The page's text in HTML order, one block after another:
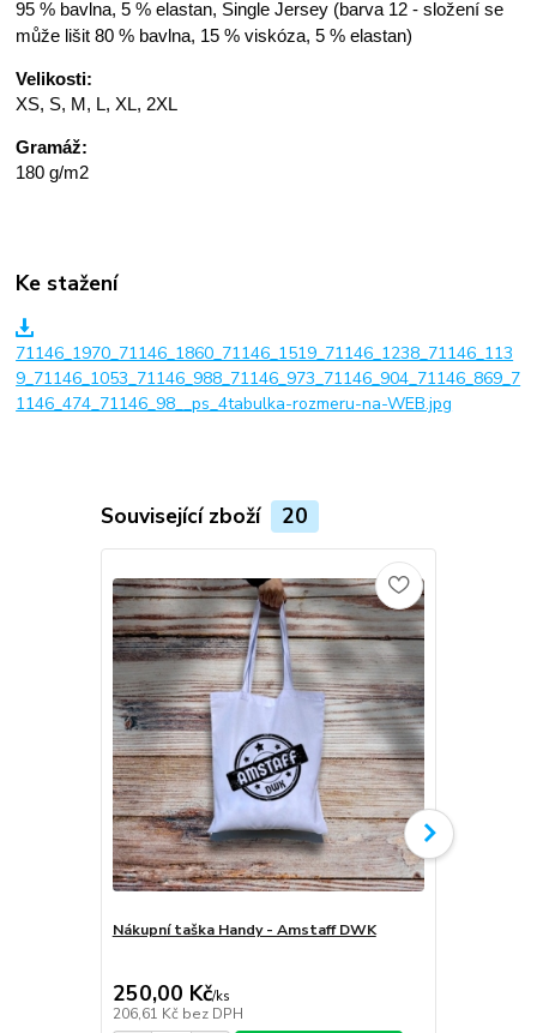
95 % bavlna, 5 % elastan, Single Jersey (barva 12 - složení se
může lišit 80 % bavlna, 15 % viskóza, 5 % elastan)
Velikosti:
XS, S, M, L, XL, 2XL
Gramáž:
180 g/m2
Ke stažení
71146_1970_71146_1860_71146_1519_71146_1238_71146_113
9_71146_1053_71146_988_71146_973_71146_904_71146_869_7
1146_474_71146_98__ps_4tabulka-rozmeru-na-WEB.jpg
Související zboží 20
Nákupní taška Handy - Amstaff DWK
250,00 Kč/ks
206,61 Kč bez DPH